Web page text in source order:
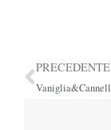
PRECEDENTE